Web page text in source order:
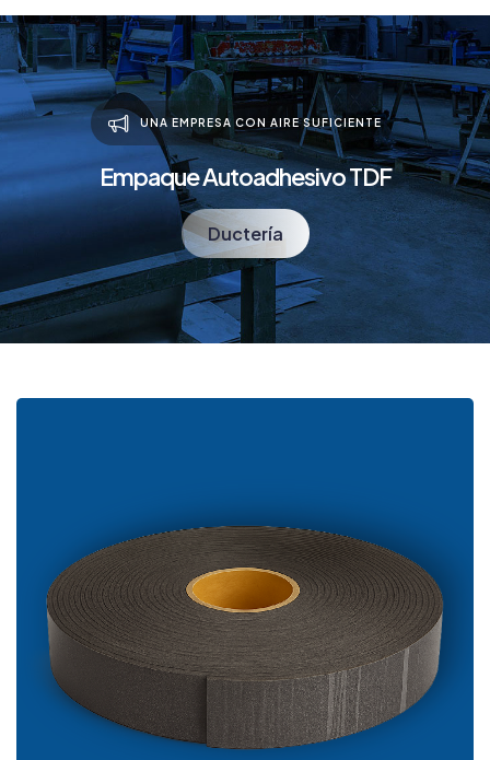
UNA EMPRESA CON AIRE SUFICIENTE
Empaque Autoadhesivo TDF
Ductería